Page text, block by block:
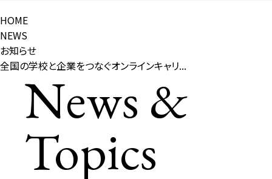
HOME
NEWS
お知らせ
全国の学校と企業をつなぐオンラインキャリ...
News &
Topics